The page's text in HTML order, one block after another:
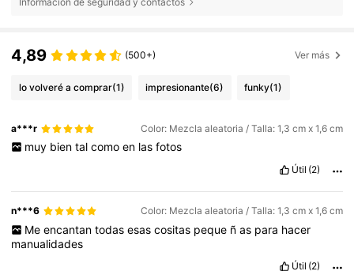
4,89 (500+) Ver más
lo volveré a comprar(1) impresionante(6) funky(1)
a***r Color: Mezcla aleatoria / Talla: 1,3 cm x 1,6 cm
muy bien tal como en las fotos
Útil (2)
n***6 Color: Mezcla aleatoria / Talla: 1,3 cm x 1,6 cm
Me encantan todas esas cositas peque ñ as para hacer
manualidades
Útil (2)